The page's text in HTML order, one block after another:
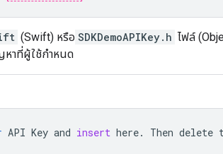
(Swift) หรือ SDKDemoAPIKey.h ไฟล์
หาที่ผู้ใช้กำหนด
API Key and insert here. Then delete